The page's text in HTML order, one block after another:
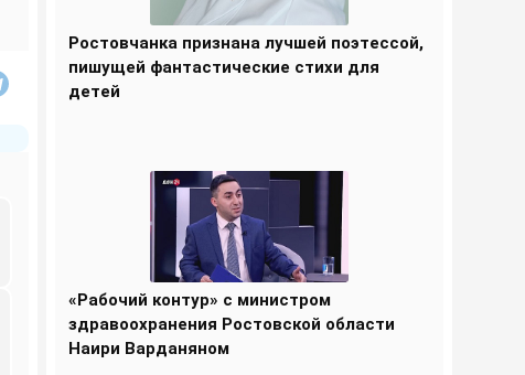
Ростовчанка признана лучшей поэтессой,
пишущей фантастические стихи для
детей
«Рабочий контур» с министром
здравоохранения Ростовской области
Наири Варданяном